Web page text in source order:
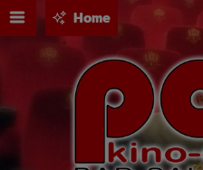
Home